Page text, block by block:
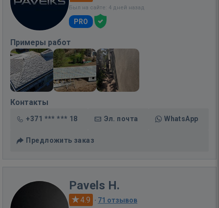
Был на сайте: 4 дней назад
PRO
Примеры работ
Контакты
+371 *** *** 18 Эл. почта WhatsApp
Предложить заказ
Pavels H.
4.9 · 71 отзывов